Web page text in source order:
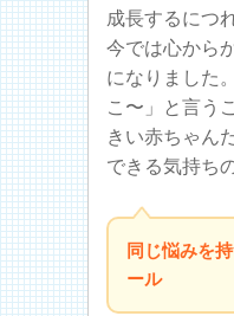
成長するにつ
今では心から
になりました
こ〜」と言う
きい赤ちゃん
できる気持ち
同じ悩みを
ール